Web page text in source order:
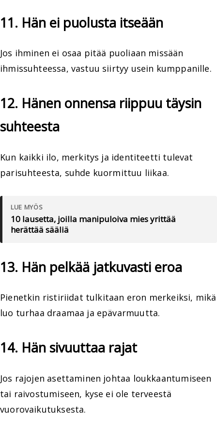
11. Hän ei puolusta itseään
Jos ihminen ei osaa pitää puoliaan missään
ihmissuhteessa, vastuu siirtyy usein kumppanille.
12. Hänen onnensa riippuu täysin
suhteesta
Kun kaikki ilo, merkitys ja identiteetti tulevat
parisuhteesta, suhde kuormittuu liikaa.
LUE MYÖS
10 lausetta, joilla manipuloiva mies yrittää
herättää sääliä
13. Hän pelkää jatkuvasti eroa
Pienetkin ristiriidat tulkitaan eron merkeiksi, mikä
luo turhaa draamaa ja epävarmuutta.
14. Hän sivuuttaa rajat
Jos rajojen asettaminen johtaa loukkaantumiseen
tai raivostumiseen, kyse ei ole terveestä
vuorovaikutuksesta.